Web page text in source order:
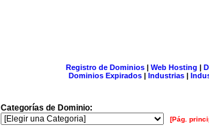
Registro de Dominios| Web Hosting |
Dominios Expirados | Industrias |
Categorías de Dominio:
[Pág.